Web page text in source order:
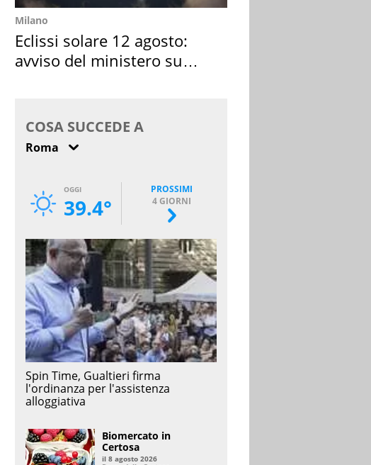
Milano
Eclissi solare 12 agosto:
avviso del ministero su